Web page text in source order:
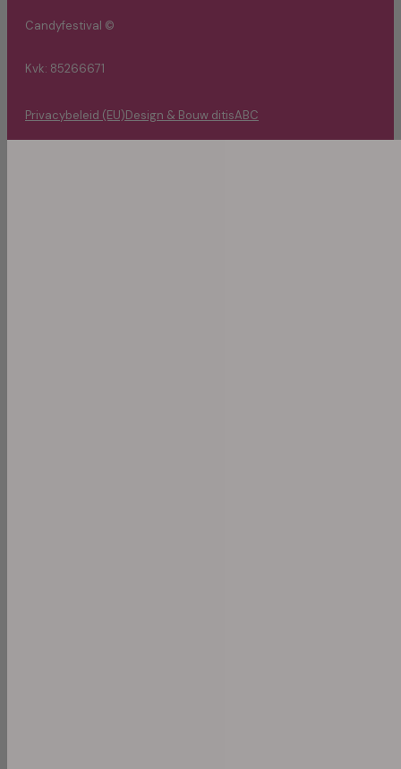
Candyfestival ©
Kvk: 85266671
Privacybeleid (EU)Design & Bouw ditisABC